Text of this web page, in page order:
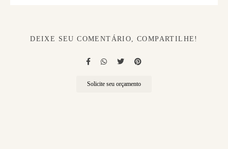
DEIXE SEU COMENTÁRIO, COMPARTILHE!
Solicite seu orçamento